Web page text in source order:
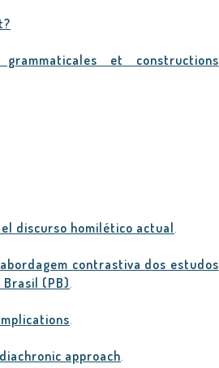
et constructions
discurso homilético actual.
contrastiva dos estudos
Brasil (PB).
.
approach.